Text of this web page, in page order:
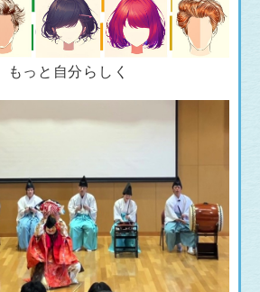
もっと自分らしく